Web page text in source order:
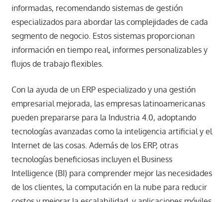
informadas, recomendando sistemas de gestión
especializados para abordar las complejidades de cada
segmento de negocio. Estos sistemas proporcionan
información en tiempo real, informes personalizables y
flujos de trabajo flexibles.
Con la ayuda de un ERP especializado y una gestión
empresarial mejorada, las empresas latinoamericanas
pueden prepararse para la Industria 4.0, adoptando
tecnologías avanzadas como la inteligencia artificial y el
Internet de las cosas. Además de los ERP, otras
tecnologías beneficiosas incluyen el Business
Intelligence (BI) para comprender mejor las necesidades
de los clientes, la computación en la nube para reducir